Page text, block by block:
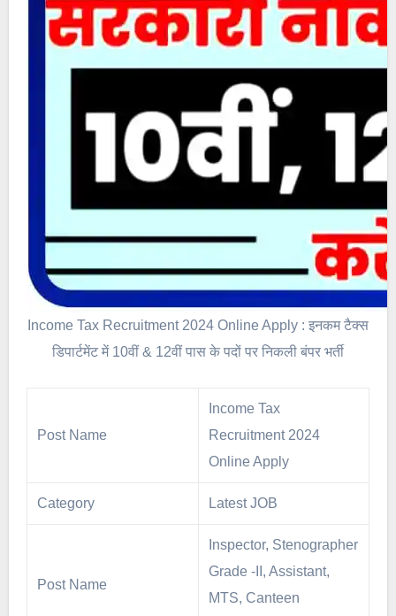
Income Tax Recruitment 2024 Online Apply : इनकम टैक्स
डिपार्टमेंट में 10वीं & 12वीं पास के पदों पर निकली बंपर भर्ती
Post Name
Income Tax
Recruitment 2024
Online Apply
Category Latest JOB
Post Name
Inspector, Stenographer
Grade -II, Assistant,
MTS, Canteen